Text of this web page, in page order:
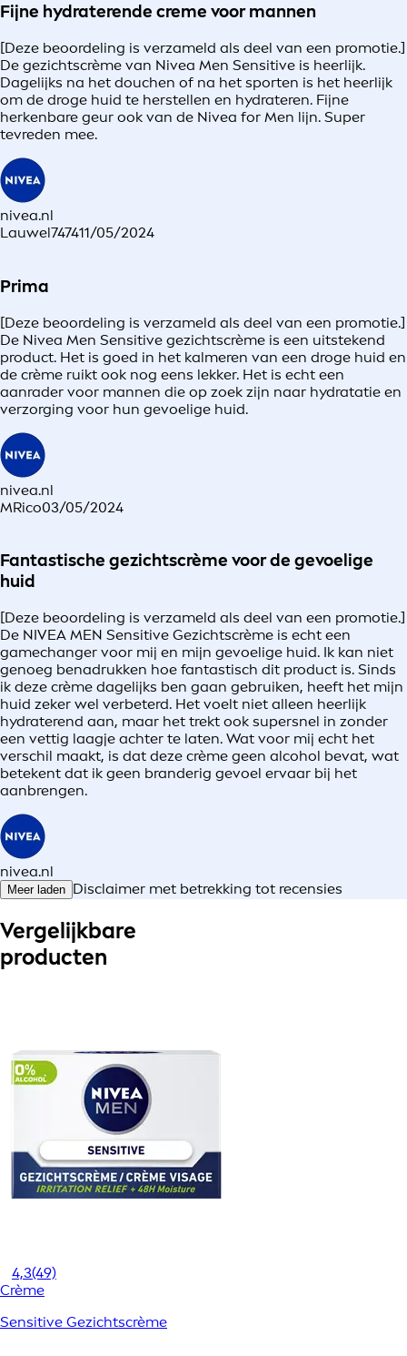
Fijne hydraterende creme voor mannen
[Deze beoordeling is verzameld als deel van een promotie.]
De gezichtscrème van Nivea Men Sensitive is heerlijk.
Dagelijks na het douchen of na het sporten is het heerlijk
om de droge huid te herstellen en hydrateren. Fijne
herkenbare geur ook van de Nivea for Men lijn. Super
tevreden mee.
nivea.nl
Lauwel747411/05/2024
Prima
[Deze beoordeling is verzameld als deel van een promotie.]
De Nivea Men Sensitive gezichtscrème is een uitstekend
product. Het is goed in het kalmeren van een droge huid en
de crème ruikt ook nog eens lekker. Het is echt een
aanrader voor mannen die op zoek zijn naar hydratatie en
verzorging voor hun gevoelige huid.
nivea.nl
MRico03/05/2024
Fantastische gezichtscrème voor de gevoelige
huid
[Deze beoordeling is verzameld als deel van een promotie.]
De NIVEA MEN Sensitive Gezichtscrème is echt een
gamechanger voor mij en mijn gevoelige huid. Ik kan niet
genoeg benadrukken hoe fantastisch dit product is. Sinds
ik deze crème dagelijks ben gaan gebruiken, heeft het mijn
huid zeker wel verbeterd. Het voelt niet alleen heerlijk
hydraterend aan, maar het trekt ook supersnel in zonder
een vettig laagje achter te laten. Wat voor mij echt het
verschil maakt, is dat deze crème geen alcohol bevat, wat
betekent dat ik geen branderig gevoel ervaar bij het
aanbrengen.
nivea.nl
Meer laden Disclaimer met betrekking tot recensies
Vergelijkbare
producten
4,3(49)
Crème
Sensitive Gezichtscrème